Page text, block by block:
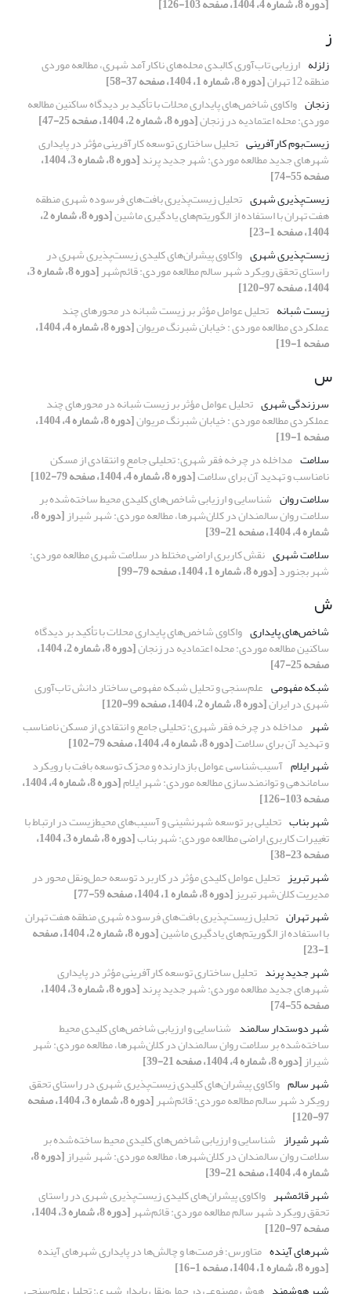
ز
زلزله ارزیابی تاب‌آوری کالبدی محله‌های ناکارآمد شهری، مطالعه موردی
منطقه 12 تهران
[دوره 8، شماره 1، 1404، صفحه 37-58]
زنجان واکاوی شاخص‌های پایداری محلات با تأکید بر دیدگاه ساکنین مطالعه
موردی: محله اعتمادیه در زنجان[دوره 8، شماره 2، 1404، صفحه 25-47]
زیست‌بوم کارآفرینی تحلیل ساختاری توسعه کارآفرینی مؤثر در پایداری
شهرهای جدید مطالعه موردی: شهر جدید پرند [دوره 8، شماره 3، 1404،
صفحه 55-74]
زیست‌پذیری شهری تحلیل زیست‌پذیری بافت‌های فرسوده شهری منطقه
هفت تهران با استفاده از الگوریتم‌های یادگیری ماشین [دوره 8، شماره 2،
1404، صفحه 1-23]
زیست‌پذیری شهری واکاوی پیشران‌های کلیدی زیست‌پذیری شهری در
راستای تحقق رویکرد شهر سالم مطالعه موردی: قائم‌شهر [دوره 8، شماره 3،
1404، صفحه 97-120]
زیست شبانه تحلیل عوامل مؤثر بر زیست شبانه در محورهای چند
عملکردی مطالعه موردی : خیابان شبرنگ مریوان [دوره 8، شماره 4، 1404،
صفحه 1-19]
س
سرزندگی شهری تحلیل عوامل مؤثر بر زیست شبانه در محورهای چند
عملکردی مطالعه موردی : خیابان شبرنگ مریوان [دوره 8، شماره 4، 1404،
صفحه 1-19]
سلامت مداخله در چرخه فقر شهری: تحلیلی جامع و انتقادی از مسکن
نامناسب و تهدید آن برای سلامت[دوره 8، شماره 4، 1404، صفحه 79-102]
سلامت روان شناسایی و ارزیابی شاخص‌های کلیدی محیط ساخته‌شده بر
سلامت روان سالمندان در کلان‌شهرها، مطالعه موردی: شهر شیراز [دوره 8،
شماره 4، 1404، صفحه 21-39]
سلامت شهری نقش کاربری اراضی مختلط در سلامت شهری مطالعه موردی:
شهر بجنورد[دوره 8، شماره 1، 1404، صفحه 79-99]
ش
شاخص‌های پایداری واکاوی شاخص‌های پایداری محلات با تأکید بر دیدگاه
ساکنین مطالعه موردی: محله اعتمادیه در زنجان [دوره 8، شماره 2، 1404،
صفحه 25-47]
شبکه مفهومی علم‌سنجی و تحلیل شبکه مفهومی ساختار دانش تاب‌آوری
شهری در ایران[دوره 8، شماره 2، 1404، صفحه 99-120]
شهر مداخله در چرخه فقر شهری: تحلیلی جامع و انتقادی از مسکن نامناسب
و تهدید آن برای سلامت[دوره 8، شماره 4، 1404، صفحه 79-102]
شهر ایلام آسیب‌شناسی عوامل بازدارنده و محرّک توسعه بافت با رویکرد
ساماندهی و توانمندسازی مطالعه موردی: شهر ایلام [دوره 8، شماره 4، 1404،
صفحه 103-126]
شهر بناب تحلیلی بر توسعه شهرنشینی و آسیب‌های محیط‌زیست در ارتباط با
تغییرات کاربری اراضی مطالعه موردی: شهر بناب [دوره 8، شماره 3، 1404،
صفحه 23-38]
شهر تبریز تحلیل عوامل کلیدی مؤثر در کاربرد توسعه حمل‌ونقل محور در
مدیریت کلان‌شهر تبریز[دوره 8، شماره 1، 1404، صفحه 59-77]
شهر تهران تحلیل زیست‌پذیری بافت‌های فرسوده شهری منطقه هفت تهران
با استفاده از الگوریتم‌های یادگیری ماشین [دوره 8، شماره 2، 1404، صفحه
1-23]
شهر جدید پرند تحلیل ساختاری توسعه کارآفرینی مؤثر در پایداری
شهرهای جدید مطالعه موردی: شهر جدید پرند [دوره 8، شماره 3، 1404،
صفحه 55-74]
شهر دوستدار سالمند شناسایی و ارزیابی شاخص‌های کلیدی محیط
ساخته‌شده بر سلامت روان سالمندان در کلان‌شهرها، مطالعه موردی: شهر
شیراز[دوره 8، شماره 4، 1404، صفحه 21-39]
شهر سالم واکاوی پیشران‌های کلیدی زیست‌پذیری شهری در راستای تحقق
رویکرد شهر سالم مطالعه موردی: قائم‌شهر [دوره 8، شماره 3، 1404، صفحه
97-120]
شهر شیراز شناسایی و ارزیابی شاخص‌های کلیدی محیط ساخته‌شده بر
سلامت روان سالمندان در کلان‌شهرها، مطالعه موردی: شهر شیراز [دوره 8،
شماره 4، 1404، صفحه 21-39]
شهر قائمشهر واکاوی پیشران‌های کلیدی زیست‌پذیری شهری در راستای
تحقق رویکرد شهر سالم مطالعه موردی: قائم‌شهر [دوره 8، شماره 3، 1404،
صفحه 97-120]
شهرهای آینده متاورس؛ فرصت‌ها و چالش‌ها در پایداری شهرهای آینده
[دوره 8، شماره 1، 1404، صفحه 1-16]